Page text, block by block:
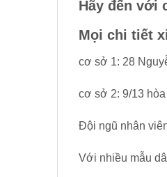
Hãy đến với
Mọi chi tiết
cơ sở 1: 28
cơ sở 2: 9/13
Đội ngũ nhân
Với nhiều mẫu